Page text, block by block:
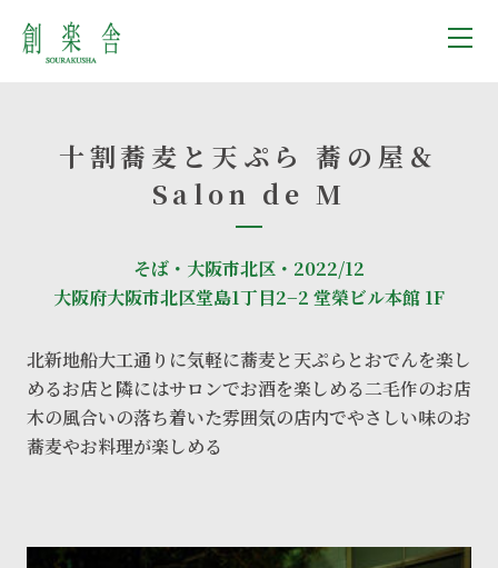
十割蕎麦と天ぷら 蕎の屋＆
Salon de M
そば・大阪市北区・2022/12
大阪府大阪市北区堂島1丁目2−2 堂榮ビル本館 1F
北新地船大工通りに気軽に蕎麦と天ぷらとおでんを楽し
めるお店と隣にはサロンでお酒を楽しめる二毛作のお店
木の風合いの落ち着いた雰囲気の店内でやさしい味のお
蕎麦やお料理が楽しめる